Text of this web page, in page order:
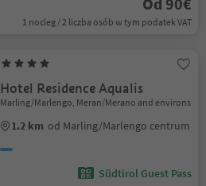
1 nocleg / 2 liczba osób w tym podatek VAT
Hotel Residence Aqualis
Marling/Marlengo, Meran/Merano and environs
1.2 km od Marling/Marlengo centrum
Südtirol Guest Pass